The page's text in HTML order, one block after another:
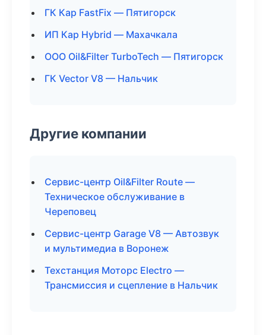
ГК Кар FastFix — Пятигорск
ИП Кар Hybrid — Махачкала
ООО Oil&Filter TurboTech — Пятигорск
ГК Vector V8 — Нальчик
Другие компании
Сервис-центр Oil&Filter Route —
Техническое обслуживание в
Череповец
Сервис-центр Garage V8 — Автозвук
и мультимедиа в Воронеж
Техстанция Моторс Electro —
Трансмиссия и сцепление в Нальчик